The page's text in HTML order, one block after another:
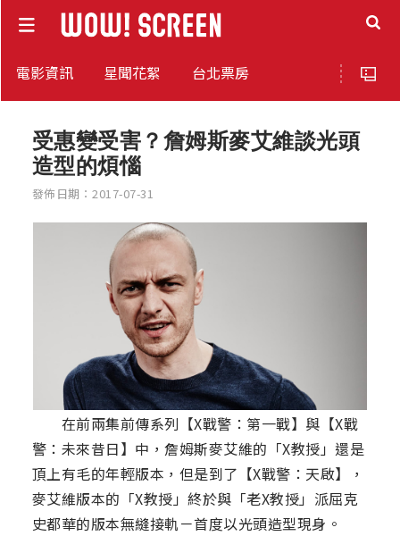
電影資訊 星聞花絮 台北票房
受惠變受害？詹姆斯麥艾維談光頭
造型的煩惱
發佈日期：2017-07-31
在前兩集前傳系列【X戰警：第一戰】與【X戰
警：未來昔日】中，詹姆斯麥艾維的「X教授」還是
頂上有毛的年輕版本，但是到了【X戰警：天啟】，
麥艾維版本的「X教授」終於與「老X教授」派屈克
史都華的版本無縫接軌－首度以光頭造型現身。